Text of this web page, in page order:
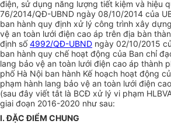
điện, sử dụng năng lượng tiết kiệm và hiệu
76/2014/QĐ-UBND ngày 08/10/2014 của
ban hành quy định xử lý công trình xây
vệ an toàn lưới điện cao áp trên địa bàn
định số4992/QĐ-UBND ngày 02/10/2015
ban hành quy chế hoạt động của Ban chỉ
lang bảo vệ an toàn lưới điện cao áp thành
phố Hà Nội ban hành Kế hoạch hoạt động
phạm hành lang bảo vệ an toàn lưới điện
(sau đây viết tắt là BCĐ xử lý vi phạm
giai đoạn 2016-2020 như sau:
I. ĐẶC ĐIỂM CHUNG